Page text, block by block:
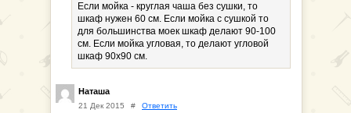
Если мойка - круглая чаша без сушки, то
шкаф нужен 60 см. Если мойка с сушкой то
для большинства моек шкаф делают 90-100
см. Если мойка угловая, то делают угловой
шкаф 90х90 см.
Наташа
21 Дек 2015 # Ответить